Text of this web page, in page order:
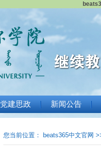
党建思政 新闻公告
您当前位置： beats365中文官网